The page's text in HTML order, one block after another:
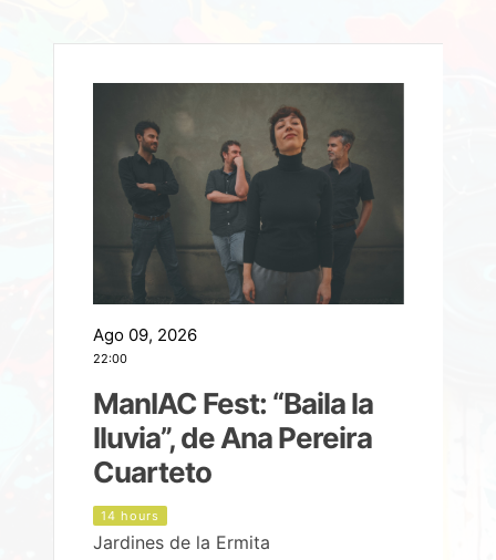
Ago 09, 2026
22:00
ManIAC Fest: “Baila la
lluvia”, de Ana Pereira
Cuarteto
14 hours
Jardines de la Ermita